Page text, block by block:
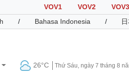
VOV1 VOV2 VOV3
/ Bahasa Indonesia /
26°C Thứ Sáu, ngày 7 tháng 8